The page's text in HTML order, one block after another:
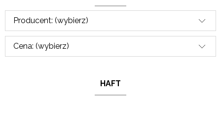
Producent: (wybierz)
Cena: (wybierz)
HAFT